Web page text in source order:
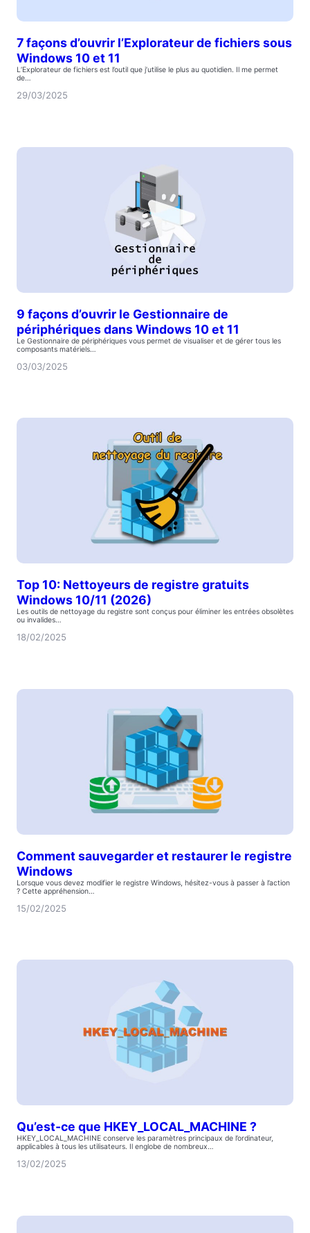
7 façons d’ouvrir l’Explorateur de fichiers sous
Windows 10 et 11
L’Explorateur de fichiers est l’outil que j’utilise le plus au quotidien. Il me permet
de…
29/03/2025
9 façons d’ouvrir le Gestionnaire de
périphériques dans Windows 10 et 11
Le Gestionnaire de périphériques vous permet de visualiser et de gérer tous les
composants matériels…
03/03/2025
Top 10: Nettoyeurs de registre gratuits
Windows 10/11 (2026)
Les outils de nettoyage du registre sont conçus pour éliminer les entrées obsolètes
ou invalides…
18/02/2025
Comment sauvegarder et restaurer le registre
Windows
Lorsque vous devez modifier le registre Windows, hésitez-vous à passer à l’action
? Cette appréhension…
15/02/2025
Qu’est-ce que HKEY_LOCAL_MACHINE ?
HKEY_LOCAL_MACHINE conserve les paramètres principaux de l’ordinateur,
applicables à tous les utilisateurs. Il englobe de nombreux…
13/02/2025